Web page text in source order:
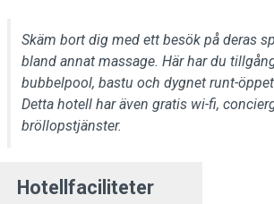
Skäm bort dig med ett besök på deras
bland annat massage. Här har du
bubbelpool, bastu och dygnet runt-
Detta hotell har även gratis wi-fi,
bröllopstjänster.
Hotellfaciliteter